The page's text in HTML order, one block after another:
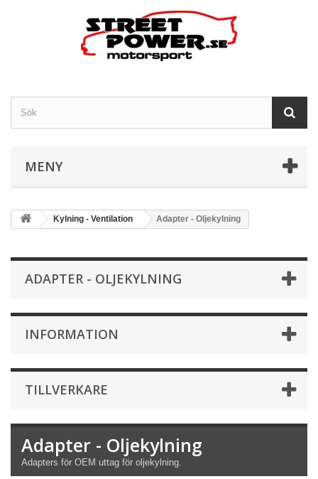
MENY
Kylning - Ventilation Adapter - Oljekylning
ADAPTER - OLJEKYLNING
INFORMATION
TILLVERKARE
Adapter - Oljekylning
Adapters för OEM uttag för oljekylning.